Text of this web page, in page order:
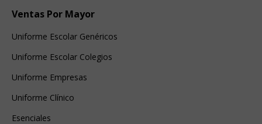
Ventas Por Mayor
Uniforme Escolar Genéricos
Uniforme Escolar Colegios
Uniforme Empresas
Uniforme Clínico
Esenciales